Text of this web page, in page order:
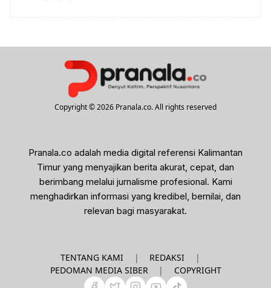
Copyright © 2026 Pranala.co. All rights reserved
Pranala.co adalah media digital referensi Kalimantan
Timur yang menyajikan berita akurat, cepat, dan
berimbang melalui jurnalisme profesional. Kami
menghadirkan informasi yang kredibel, bernilai, dan
relevan bagi masyarakat.
TENTANG KAMI | REDAKSI
|
PEDOMAN MEDIA SIBER
| COPYRIGHT